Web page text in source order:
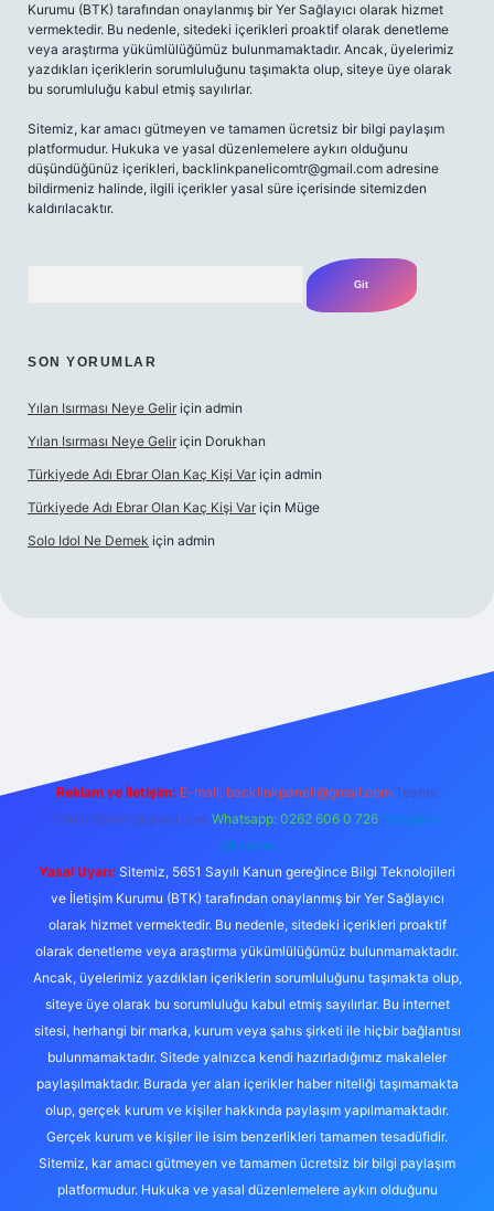
Kurumu (BTK) tarafından onaylanmış bir Yer Sağlayıcı olarak hizmet
vermektedir. Bu nedenle, sitedeki içerikleri proaktif olarak denetleme
veya araştırma yükümlülüğümüz bulunmamaktadır. Ancak, üyelerimiz
yazdıkları içeriklerin sorumluluğunu taşımakta olup, siteye üye olarak
bu sorumluluğu kabul etmiş sayılırlar.
Sitemiz, kar amacı gütmeyen ve tamamen ücretsiz bir bilgi paylaşım
platformudur. Hukuka ve yasal düzenlemelere aykırı olduğunu
düşündüğünüz içerikleri, backlinkpanelicomtr@gmail.com adresine
bildirmeniz halinde, ilgili içerikler yasal süre içerisinde sitemizden
kaldırılacaktır.
SON YORUMLAR
Yılan Isırması Neye Gelir için admin
Yılan Isırması Neye Gelir için Dorukhan
Türkiyede Adı Ebrar Olan Kaç Kişi Var için admin
Türkiyede Adı Ebrar Olan Kaç Kişi Var için Müge
Solo Idol Ne Demek için admin
Reklam ve İletişim: E-mail: backlinkpaneli@gmail.com Teams:
forumhizmeti@gmail.com Whatsapp: 0262 606 0 726 Telegram:
@karabul
Yasal Uyarı: Sitemiz, 5651 Sayılı Kanun gereğince Bilgi Teknolojileri
ve İletişim Kurumu (BTK) tarafından onaylanmış bir Yer Sağlayıcı
olarak hizmet vermektedir. Bu nedenle, sitedeki içerikleri proaktif
olarak denetleme veya araştırma yükümlülüğümüz bulunmamaktadır.
Ancak, üyelerimiz yazdıkları içeriklerin sorumluluğunu taşımakta olup,
siteye üye olarak bu sorumluluğu kabul etmiş sayılırlar. Bu internet
sitesi, herhangi bir marka, kurum veya şahıs şirketi ile hiçbir bağlantısı
bulunmamaktadır. Sitede yalnızca kendi hazırladığımız makaleler
paylaşılmaktadır. Burada yer alan içerikler haber niteliği taşımamakta
olup, gerçek kurum ve kişiler hakkında paylaşım yapılmamaktadır.
Gerçek kurum ve kişiler ile isim benzerlikleri tamamen tesadüfidir.
Sitemiz, kar amacı gütmeyen ve tamamen ücretsiz bir bilgi paylaşım
platformudur. Hukuka ve yasal düzenlemelere aykırı olduğunu